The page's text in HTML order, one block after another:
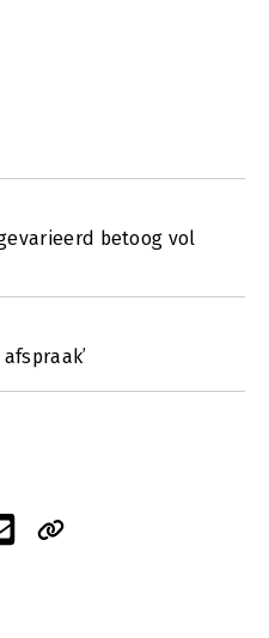
betoog vol